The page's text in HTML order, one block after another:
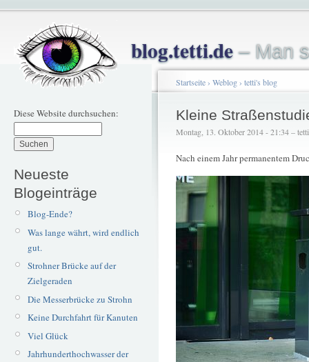
blog.tetti.de– Man
Diese Website durchsuchen:
Neueste
Blogeinträge
Blog-Ende?
Was lange währt, wird endlich
gut.
Strohner Brücke auf der
Zielgeraden
Die Messerbrücke zu Strohn
Keine Durchfahrt für Kanuten
Viel Glück
Jahrhunderthochwasser der
Startseite› Weblog› tetti's blog
Kleine
Montag, 13. Oktober 2014 - 21:34 – tetti
Nach einem Jahr permanentem